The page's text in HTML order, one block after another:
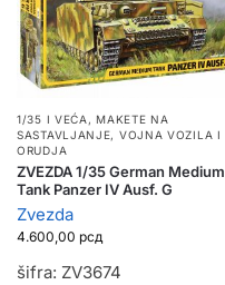
1/35 I VEĆA, MAKETE NA
SASTAVLJANJE, VOJNA VOZILA I
ORUDJA
ZVEZDA 1/35 German Medium
Tank Panzer IV Ausf. G
Zvezda
4.600,00 рсд
šifra: ZV3674